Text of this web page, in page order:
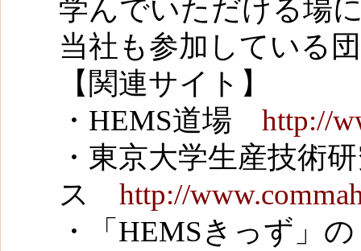
学んでいただける場
当社も参加している
【関連サイト】
・HEMS道場 http://
・東京大学生産技術
ス http://
・「HEMSきっず」